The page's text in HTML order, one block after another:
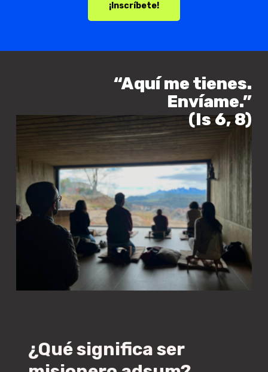
¡Inscríbete!
“Aquí me tienes.
Envíame.”
(Is 6, 8)
¿Quésignificaser